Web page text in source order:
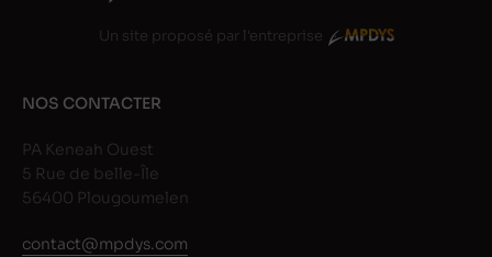
Un site proposé par l'entreprise
NOS CONTACTER
PA Keneah Ouest
5 Rue de belle-Île
56400 Plougoumelen
contact@mpdys.com